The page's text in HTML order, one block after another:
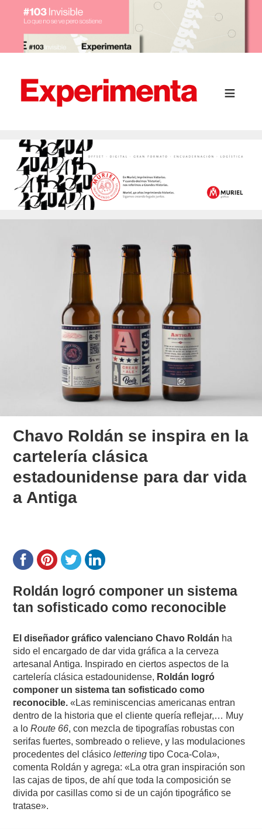
Chavo Roldán se inspira en la
cartelería clásica
estadounidense para dar vida
a Antiga
Roldán logró componer un sistema
tan sofisticado como reconocible
El diseñador gráfico valenciano Chavo Roldán ha
sido el encargado de dar vida gráfica a la cerveza
artesanal Antiga. Inspirado en ciertos aspectos de la
cartelería clásica estadounidense, Roldán logró
componer un sistema tan sofisticado como
reconocible. «Las reminiscencias americanas entran
dentro de la historia que el cliente quería reflejar,… Muy
a loRoute 66, con mezcla de tipografías robustas con
serifas fuertes, sombreado o relieve, y las modulaciones
procedentes del clásicolettering tipo Coca-Cola»,
comenta Roldán y agrega: «La otra gran inspiración son
las cajas de tipos, de ahí que toda la composición se
divida por casillas como si de un cajón tipográfico se
tratase».